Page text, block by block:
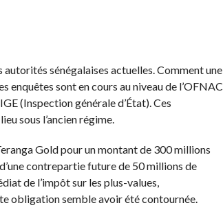
sénégalaises actuelles. Comment une
enquêtes sont en cours au niveau de l’OFNAC
(Inspection générale d’État). Ces
sous l’ancien régime.
Gold pour un montant de 300 millions
contrepartie future de 50 millions de
de l’impôt sur les plus-values,
obligation semble avoir été contournée.